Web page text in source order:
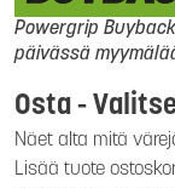
Powergrip
päivässä
Osta -
Näet alta mitä
Lisää tuote